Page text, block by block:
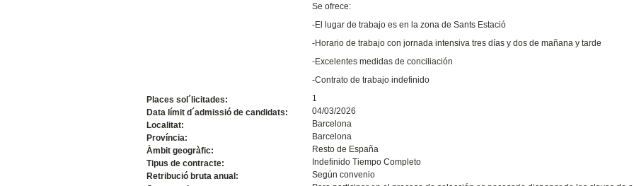
Se ofrece:
-El lugar de trabajo es en la zona de Sants Estació
-Horario de trabajo con jornada intensiva tres días y dos de mañana y tarde
-Excelentes medidas de conciliación
-Contrato de trabajo indefinido
Places sol´licitades:
1
Data límit d´admissió de candidats:
04/03/2026
Localitat:
Barcelona
Província:
Barcelona
Àmbit geogràfic:
Resto de España
Tipus de contracte:
Indefinido Tiempo Completo
Retribució bruta anual:
Según convenio